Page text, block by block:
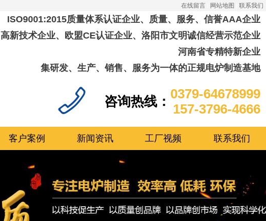
在线留言 网站地图 联系我们
ISO9001:2015质量体系认证企业、质量、服务、信誉AAA企业
高新技术企业、欧盟CE认证企业、洛阳市文明诚信经营示范企业
河南省专精特新企业
集研发、生产、销售、服务为一体的正规电炉制造基地
咨询热线： 0379-64678999
157-3796-4666
客户案例 新闻资讯 工厂视频 联系我们